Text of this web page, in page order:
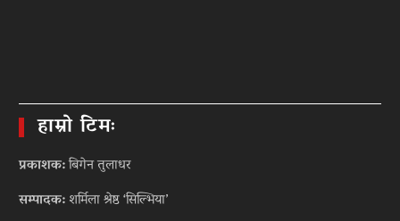
हाम्रो टिमः
प्रकाशक:बिगेन तुलाधर
सम्पादक:शर्मिला श्रेष्ठ ‘सिल्भिया’